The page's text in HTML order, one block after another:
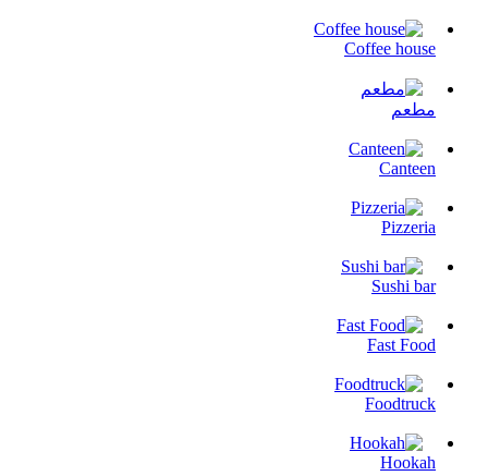
Coffee house
مطعم
Canteen
Pizzeria
Sushi bar
Fast Food
Foodtruck
Hookah